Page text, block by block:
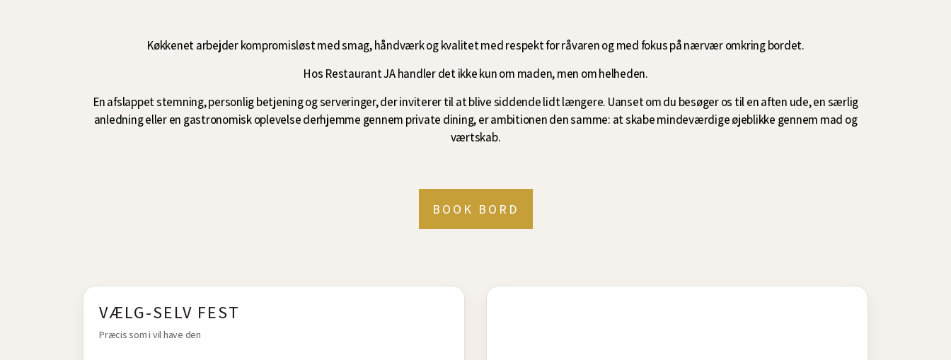
Køkkenet arbejder kompromisløst med smag, håndværk og kvalitet med respekt for råvaren og med fokus på nærvær omkring bordet.
Hos Restaurant JA handler det ikke kun om maden, men om helheden.
En afslappet stemning, personlig betjening og serveringer, der inviterer til at blive siddende lidt længere. Uanset om du besøger os til en aften ude, en særlig
anledning eller en gastronomisk oplevelse derhjemme gennem private dining, er ambitionen den samme: at skabe mindeværdige øjeblikke gennem mad og
værtskab.
BOOK BORD
VÆLG-SELV FEST
Præcis som i vil have den